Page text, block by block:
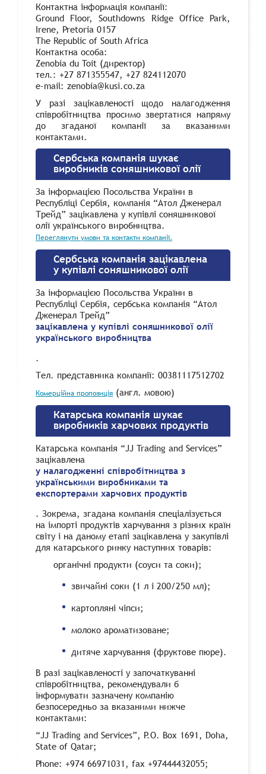
Контактна інформація компанії:
Ground Floor, Southdowns Ridge Office Park,
Irene, Pretoria 0157
The Republic of South Africa
Контактна особа:
Zenobia du Toit (директор)
тел.: +27 871355547, +27 824112070
e-mail: zenobia@kusi.co.za
У разі зацікавленості щодо налагодження
співробітництва просимо звертатися напряму
до згаданої компанії за вказаними
контактами.
Сербська компанія шукає
виробників соняшникової олії
За інформацією Посольства України в
Республіці Сербія, компанія “Атол Дженерал
Трейд” зацікавлена у купівлі соняшникової
олії українського виробництва.
Переглянути умови та контакти компанії.
Сербська компанія зацікавлена
у купівлі соняшникової олії
За інформацією Посольства України в
Республіці Сербія, сербська компанія “Атол
Дженерал Трейд”
зацікавлена у купівлі соняшникової олії
українського виробництва
.
Тел. представника компанії: 00381117512702
Комерційна пропозиція (англ. мовою)
Катарська компанія шукає
виробників харчових продуктів
Катарська компанія “JJ Trading and Services”
зацікавлена
у налагодженні співробітництва з
українськими виробниками та
експортерами харчових продуктів
. Зокрема, згадана компанія спеціалізується
на імпорті продуктів харчування з різних країн
світу і на даному етапі зацікавлена у закупівлі
для катарського ринку наступних товарів:
органічні продукти (соуси та соки);
звичайні соки (1 л і 200/250 мл);
картопляні чіпси;
молоко ароматизоване;
дитяче харчування (фруктове пюре).
В разі зацікавленості у започаткуванні
співробітництва, рекомендували б
інформувати зазначену компанію
безпосередньо за вказаними нижче
контактами:
“JJ Trading and Services”, P.O. Box 1691, Doha,
State of Qatar;
Phone: +974 66971031, fax +97444432055;